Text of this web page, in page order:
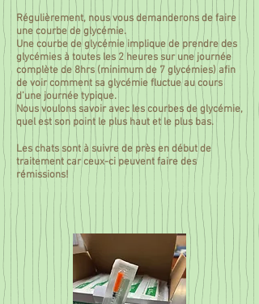
Régulièrement, nous vous demanderons de faire
une courbe de glycémie.
Une courbe de glycémie implique de prendre des
glycémies à toutes les 2 heures sur une journée
complète de 8hrs (minimum de 7 glycémies) afin
de voir comment sa glycémie fluctue au cours
d’une journée typique.
Nous voulons savoir avec les courbes de glycémie,
quel est son point le plus haut et le plus bas.
Les chats sont à suivre de près en début de
traitement car ceux-ci peuvent faire des
rémissions!